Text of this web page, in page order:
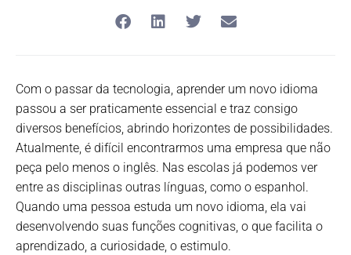
Com o passar da tecnologia, aprender um novo idioma
passou a ser praticamente essencial e traz consigo
diversos benefícios, abrindo horizontes de possibilidades.
Atualmente, é difícil encontrarmos uma empresa que não
peça pelo menos o inglês. Nas escolas já podemos ver
entre as disciplinas outras línguas, como o espanhol.
Quando uma pessoa estuda um novo idioma, ela vai
desenvolvendo suas funções cognitivas, o que facilita o
aprendizado, a curiosidade, o estimulo.